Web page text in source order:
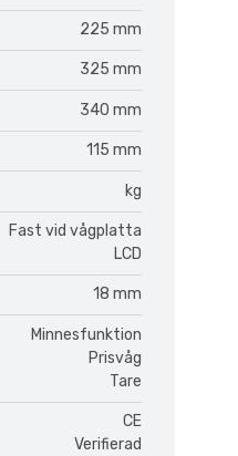
225 mm
325 mm
340 mm
115 mm
kg
Fast vid vågplatta
LCD
18 mm
Minnesfunktion
Prisvåg
Tare
CE
Verifierad